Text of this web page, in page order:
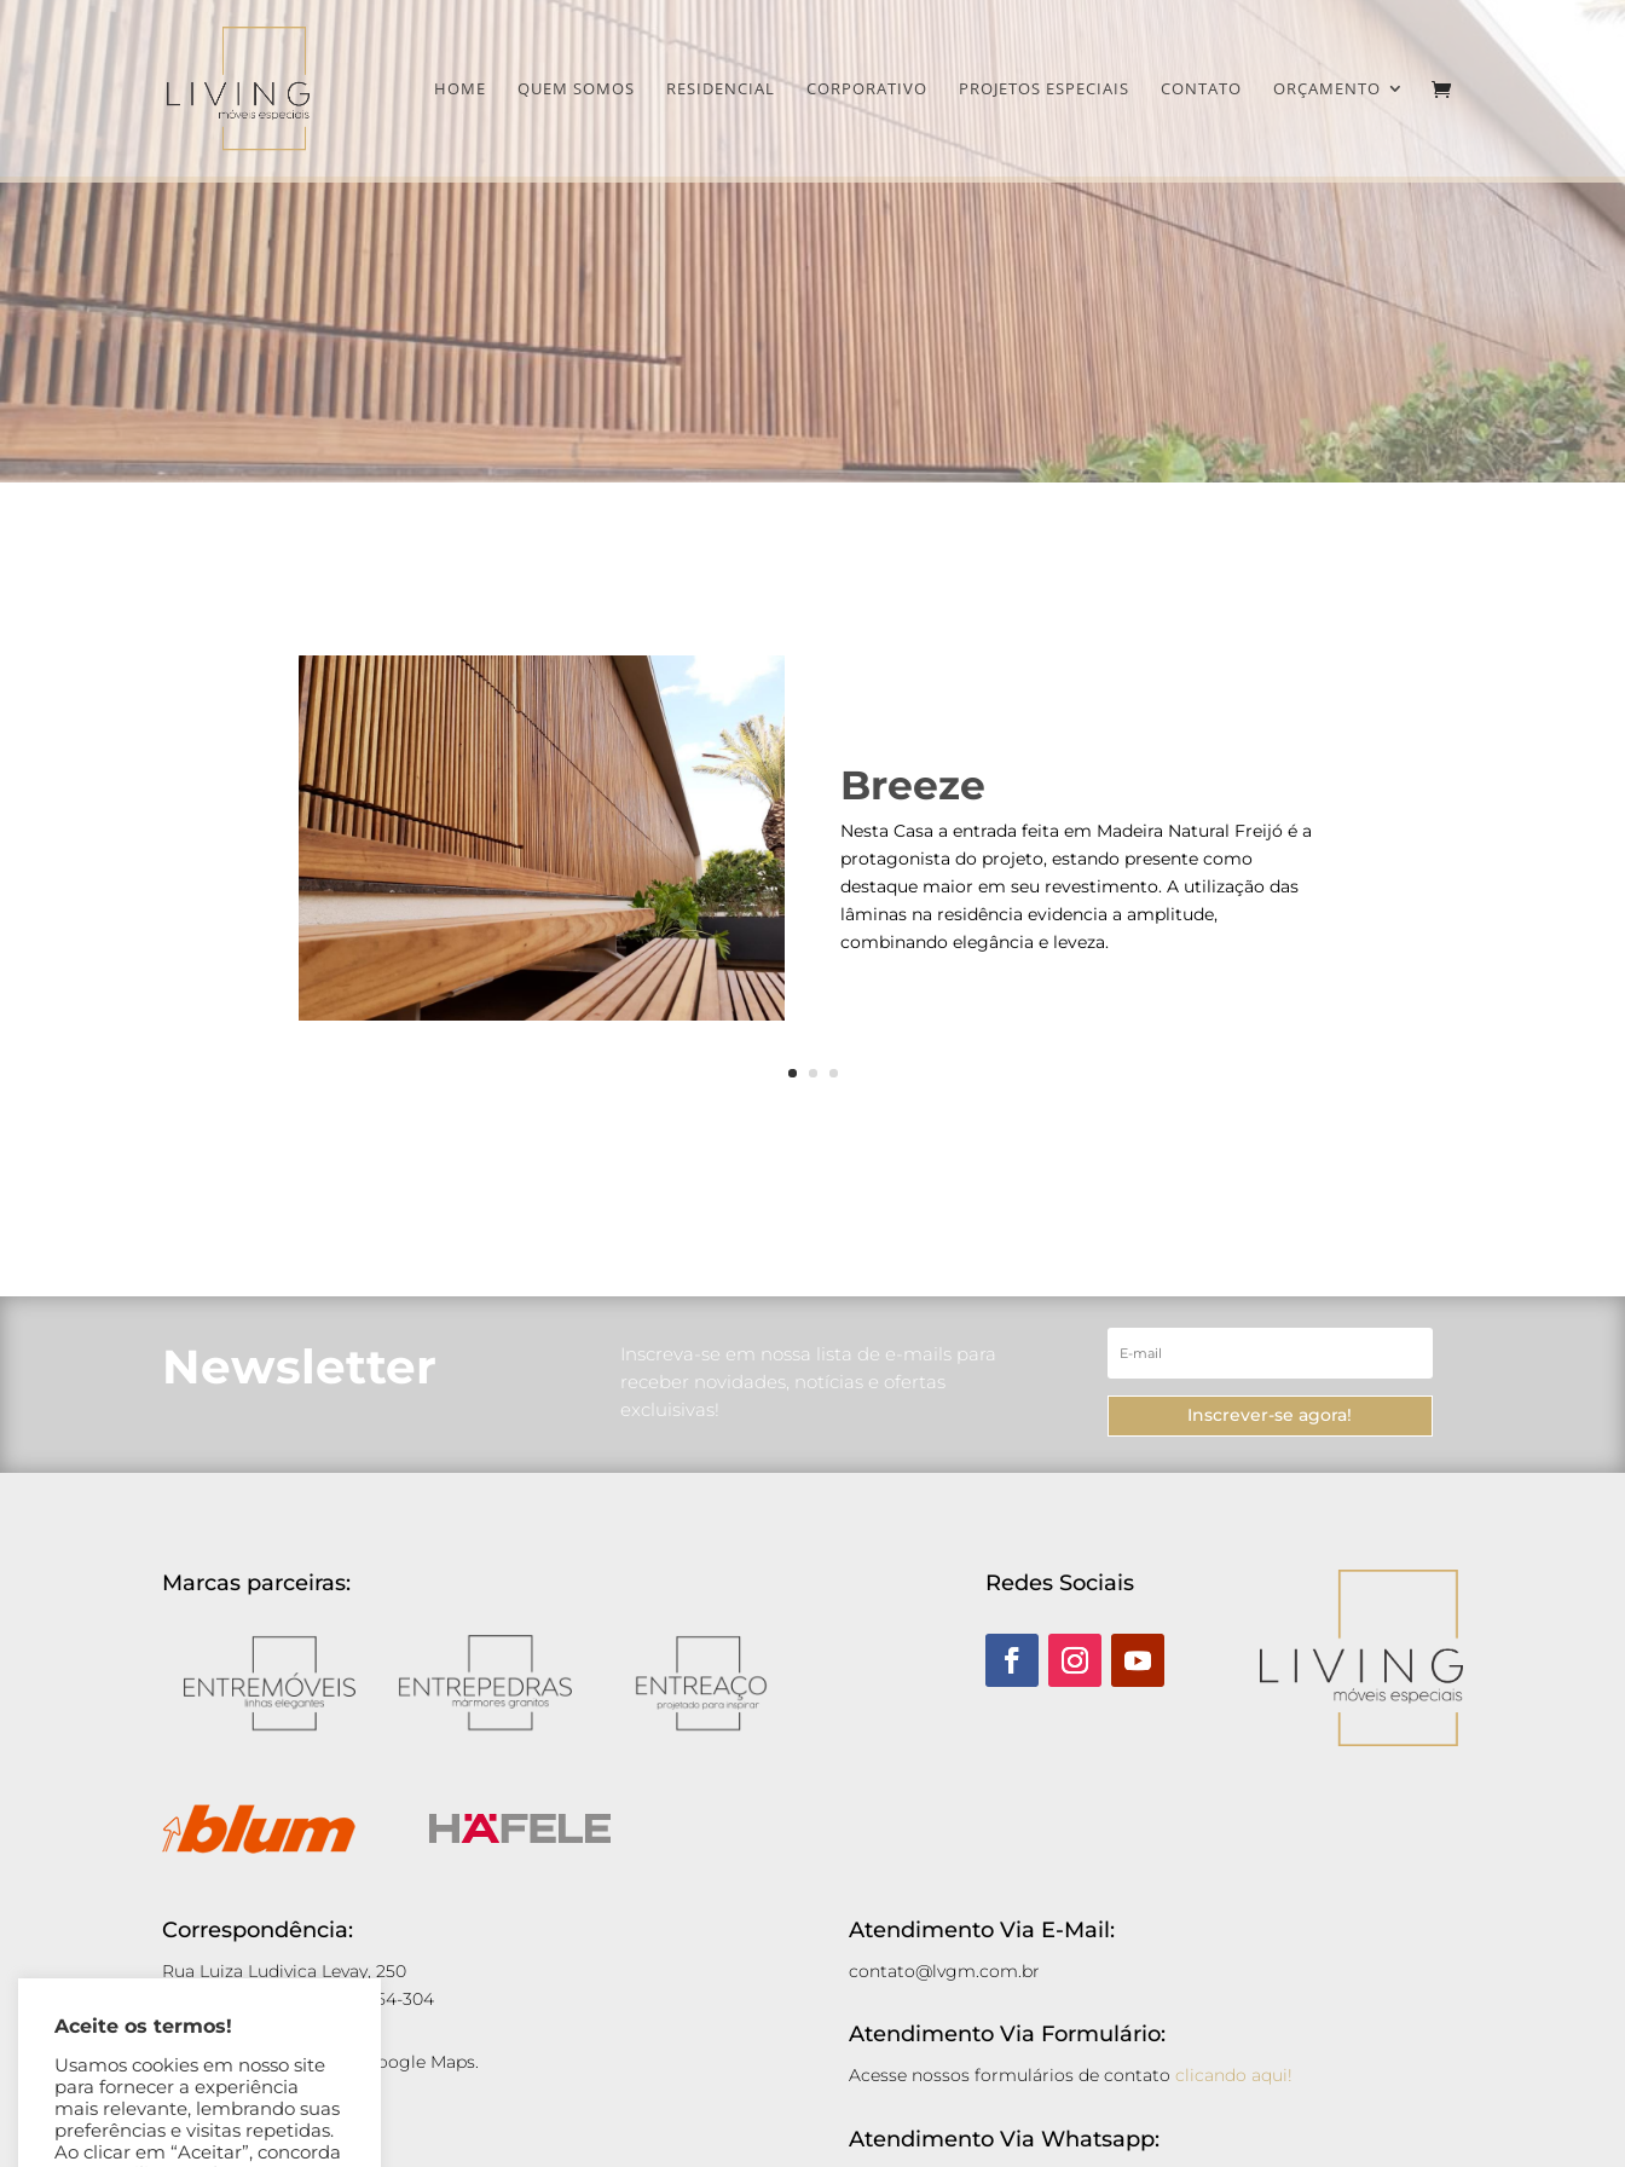
HOME QUEM SOMOS RESIDENCIAL CORPORATIVO PROJETOS ESPECIAIS CONTATO ORÇAMENTO
Breeze
Nesta Casa a entrada feita em Madeira Natural Freijó é a
protagonista do projeto, estando presente como
destaque maior em seu revestimento. A utilização das
lâminas na residência evidencia a amplitude,
combinando elegância e leveza.
Newsletter
Inscreva-se em nossa lista de e-mails para
receber novidades, notícias e ofertas
excluisivas!
Inscrever-se agora!
Marcas parceiras: Redes Sociais
Correspondência:
Rua Luiza Ludivica Levay, 250
São Manuel/SP – CEP: 18654-304
Acesse a localização no Google Maps.
Clique aqui!
Atendimento Via E-Mail:
contato@lvgm.com.br
Atendimento Via Formulário:
Acesse nossos formulários de contato clicando aqui!
Atendimento Via Whatsapp:
Aceite os termos!
Usamos cookies em nosso site
para fornecer a experiência
mais relevante, lembrando suas
preferências e visitas repetidas.
Ao clicar em “Aceitar”, concorda